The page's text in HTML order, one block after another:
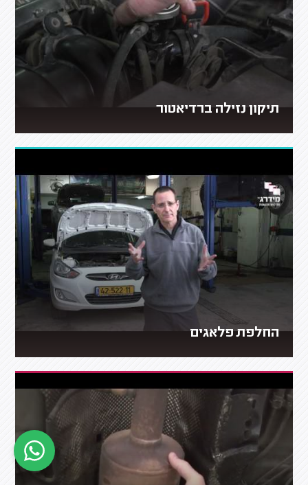
תיקון נזילה ברדיאטור
החלפת פלאגים